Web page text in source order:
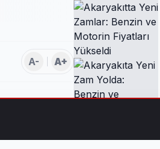
A- A+